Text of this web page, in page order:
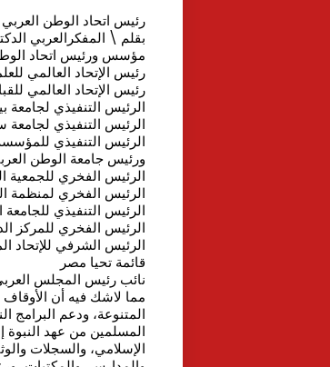
رئيس اتحاد الوطن
بقلم \ المفكرالعربي
مؤسس ورئيس اتحاد
رئيس الإتحاد العالمي
رئيس الإتحاد العالمي
الرئيس التنفيذي لجامعة
الرئيس التنفيذي لجامعة
الرئيس التنفيذي
ورئيس جامعة الوطن
الرئيس الفخري للجمعية
الرئيس الفخري لمنظمة
الرئيس التنفيذي للجامعة
الرئيس الفخري للمركز
الرئيس الشرفي للإتحاد
قائمة تحيا مصر
نائب رئيس المجلس
مما لاشك فيه أن الأوقاف
المتنوعة، ودعم البرامج
المسلمين من عهد النبوة
الإسلامي، والسجلات